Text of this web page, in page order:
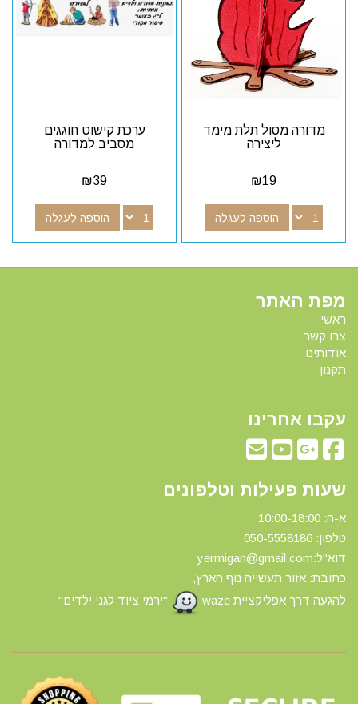
מדורה מסול תלת מימד
ליצירה
₪19
הוספה לעגלה
ערכת קישוט חוגגים
מסביב למדורה
₪39
הוספה לעגלה
מפת האתר
ראשי
צרו קשר
אודותינו
תקנון
עקבו אחרינו
שעות פעילות וטלפונים
א-ה: 10:00-18:00
טלפון: 0 50-5558186
דוא"ל:yermigan@gmail.com
כתובת: אזור תעשייה נוף הארץ,
להגעה דרך אפליקציית waze
"ירמי ציוד לגני ילדים"